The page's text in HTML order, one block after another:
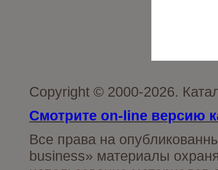
Copyright © 2000-2026.
Смотрите on-line версию
Все права на
business» материалы